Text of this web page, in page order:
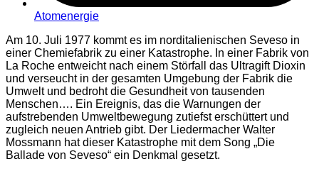
Atomenergie
Am 10. Juli 1977 kommt es im norditalienischen Seveso in
einer Chemiefabrik zu einer Katastrophe. In einer Fabrik von
La Roche entweicht nach einem Störfall das Ultragift Dioxin
und verseucht in der gesamten Umgebung der Fabrik die
Umwelt und bedroht die Gesundheit von tausenden
Menschen…. Ein Ereignis, das die Warnungen der
aufstrebenden Umweltbewegung zutiefst erschüttert und
zugleich neuen Antrieb gibt. Der Liedermacher Walter
Mossmann hat dieser Katastrophe mit dem Song „Die
Ballade von Seveso“ ein Denkmal gesetzt.